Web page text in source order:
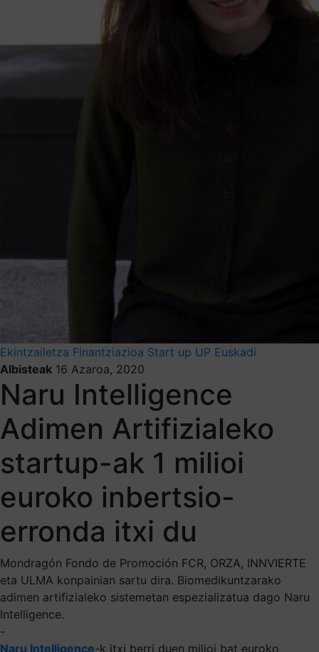
Ekintzailetza Finantziazioa Start up UP Euskadi
Albisteak 16 Azaroa, 2020
Naru Intelligence
Adimen Artifizialeko
startup-ak 1 milioi
euroko inbertsio-
erronda itxi du
Mondragón Fondo de Promoción FCR, ORZA, INNVIERTE
eta ULMA konpainian sartu dira. Biomedikuntzarako
adimen artifizialeko sistemetan espezializatua dago Naru
Intelligence.
-
Naru Intelligence-k itxi berri duen milioi bat euroko